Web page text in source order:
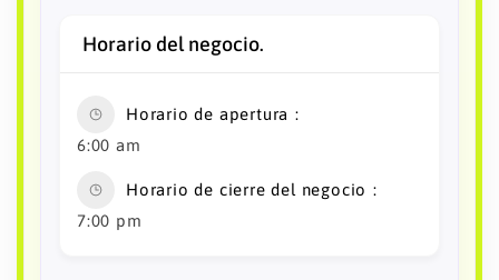
Horario del negocio.
Horario de apertura
6:00 am
Horario de cierre del negocio
7:00 pm